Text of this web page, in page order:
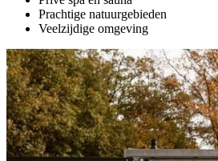
Prachtige natuurgebieden
Veelzijdige omgeving